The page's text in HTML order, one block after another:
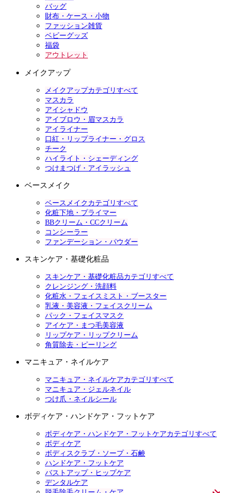
バッグ
財布・ケース・小物
ファッション雑貨
ベビーグッズ
福袋
アウトレット
メイクアップ
メイクアップカテゴリすべて
マスカラ
アイシャドウ
アイブロウ・眉マスカラ
アイライナー
口紅・リップライナー・グロス
チーク
ハイライト・シェーディング
つけまつげ・アイラッシュ
ベースメイク
ベースメイクカテゴリすべて
化粧下地・プライマー
BBクリーム・CCクリーム
コンシーラー
ファンデーション・パウダー
スキンケア・基礎化粧品
スキンケア・基礎化粧品カテゴリすべて
クレンジング・洗顔料
化粧水・フェイスミスト・ブースター
乳液・美容液・フェイスクリーム
パック・フェイスマスク
アイケア・まつ毛美容液
リップケア・リップクリーム
角質除去・ピーリング
マニキュア・ネイルケア
マニキュア・ネイルケアカテゴリすべて
マニキュア・ジェルネイル
つけ爪・ネイルシール
ボディケア・ハンドケア・フットケア
ボディケア・ハンドケア・フットケアカテゴリすべて
ボディケア
ボディスクラブ・ソープ・石鹸
ハンドケア・フットケア
バストアップ・ヒップケア
デンタルケア